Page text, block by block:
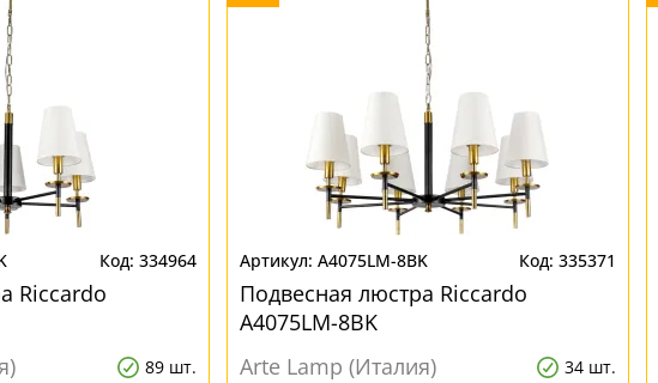
334964
Riccardo
89 шт.
A4075LM-8BK 335371
Подвесная люстра Riccardo
A4075LM-8BK
Arte Lamp (Италия)
34 шт.